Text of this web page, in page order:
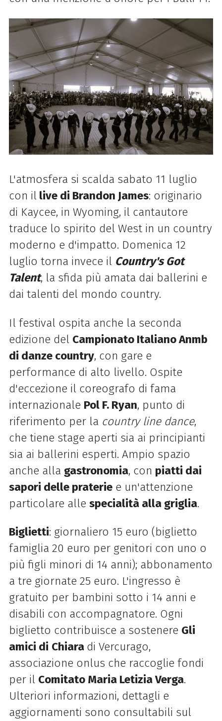
L'atmosfera si scalda sabato 11 luglio
con il live di Brandon James: originario
di Kaycee, in Wyoming, il cantautore
traduce lo spirito del West in un country
moderno e d'impatto. Domenica 12
luglio torna invece il Country's Got
Talent, la sfida più amata dai ballerini e
dai talenti del mondo country.
Il festival ospita anche la seconda
edizione del Campionato Italiano Anmb
di danze country, con gare e
performance di alto livello. Ospite
d'eccezione il coreografo di fama
internazionale Pol F. Ryan, punto di
riferimento per la country line dance,
che tiene stage aperti sia ai principianti
sia ai ballerini esperti. Ampio spazio
anche alla gastronomia, con piatti dai
sapori delle prateriee un'attenzione
particolare alle specialità alla griglia.
Biglietti: giornaliero 15 euro (biglietto
famiglia 20 euro per genitori con uno o
più figli minori di 14 anni); abbonamento
a tre giornate 25 euro. L'ingresso è
gratuito per bambini sotto i 14 anni e
disabili con accompagnatore. Ogni
biglietto contribuisce a sostenere Gli
amici di Chiara di Vercurago,
associazione onlus che raccoglie fondi
per il Comitato Maria Letizia Verga.
Ulteriori informazioni, dettagli e
aggiornamenti sono consultabili sul